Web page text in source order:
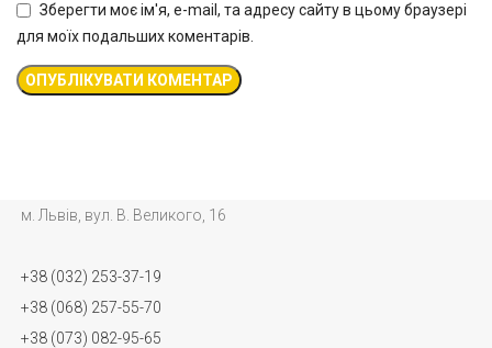
Зберегти моє ім'я, e-mail, та адресу сайту в цьому браузері
для моїх подальших коментарів.
м. Львів, вул. В. Великого, 16
+38 (032) 253-37-19
+38 (068) 257-55-70
+38 (073) 082-95-65